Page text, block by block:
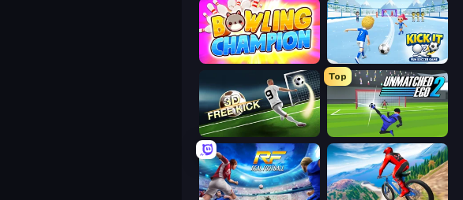
Bowling Champion Kick It – Fun Soccer Game
Top
Unmatched Ego 2